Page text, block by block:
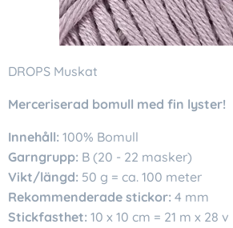
DROPS Muskat
Merceriserad bomull med fin lyster!
Innehåll: 100% Bomull
Garngrupp: B (20 - 22 masker)
Vikt/längd: 50 g = ca. 100 meter
Rekommenderade stickor: 4 mm
Stickfasthet: 10 x 10 cm = 21 m x 28 v